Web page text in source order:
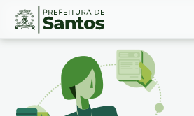
Ir
Conteúdo